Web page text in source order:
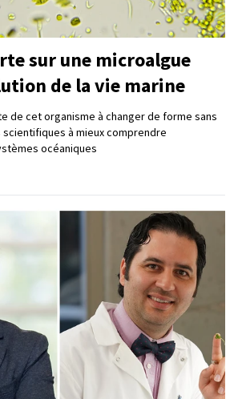
sur une microalgue
de la vie marine
de cet organisme à changer de forme sans
scientifiques à mieux comprendre
océaniques